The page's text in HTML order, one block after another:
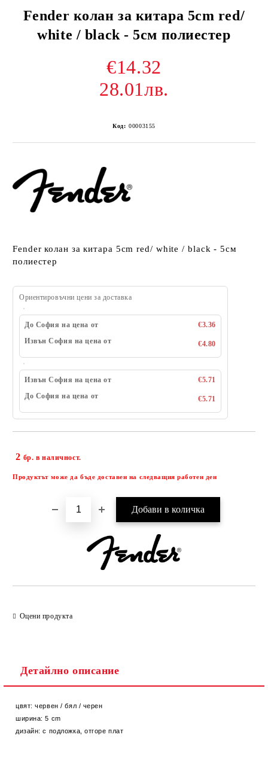
Fender колан за китара 5cm red/
white / black - 5см полиестер
€14.32
28.01лв.
Код: 00003155
Fender колан за китара 5cm red/ white / black - 5см
полиестер
Ориентировъчни цени за доставка
До София на цена от
€3.36
Извън София на цена от
€4.80
Извън София на цена от
€5.71
До София на цена от
€5.71
2 бр. в наличност.
Продуктът може да бъде доставен на следващия работен ден
Оцени продукта
Детайлно описание
цвят: червен / бял / черен
ширина: 5 cm
дизайн: с подложка, отгоре плат